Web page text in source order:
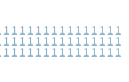
1 1 1 1 1 1 1 1 1 1 1 1 1 1 1
1 1 1 1 1 1 1 1 1 1 1 1 1 1 1
1 1 1 1 1 1 1 1 1 1 1 1 1 1 1